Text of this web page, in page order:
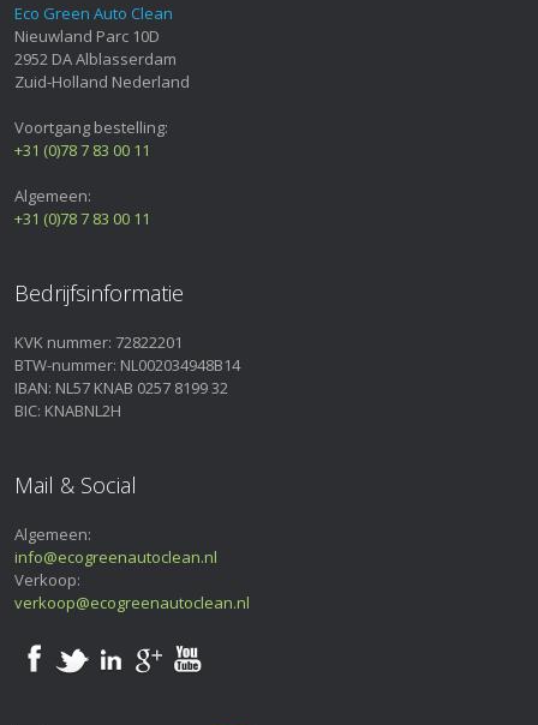
Eco Green Auto Clean
Nieuwland Parc 10D
2952 DAAlblasserdam
Zuid-Holland Nederland
Voortgang bestelling:
+31 (0)78 7 83 00 11
Algemeen:
+31 (0)78 7 83 00 11
Bedrijfsinformatie
KVK nummer: 72822201
BTW-nummer: NL002034948B14
IBAN: NL57 KNAB 0257 8199 32
BIC: KNABNL2H
Mail & Social
Algemeen:
info@ecogreenautoclean.nl
Verkoop:
verkoop@ecogreenautoclean.nl